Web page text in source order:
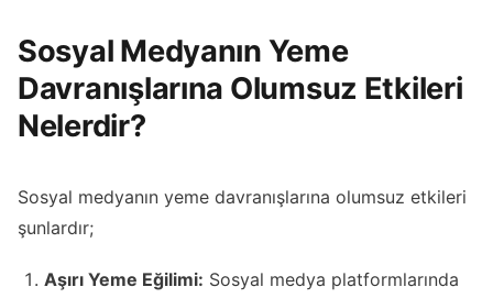
Sosyal Medyanın Yeme
Davranışlarına Olumsuz Etkileri
Nelerdir?
Sosyal medyanın yeme davranışlarına olumsuz etkileri
şunlardır;
Aşırı Yeme Eğilimi: Sosyal medya platformlarında